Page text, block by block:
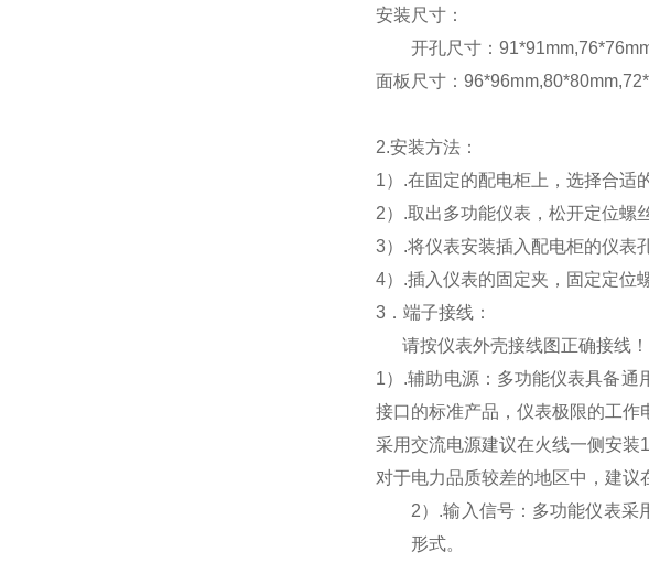
安装尺寸：
开孔尺寸：
面板尺寸：
2.安装方法：
1）.在固定的配电柜上，选择合适
2）.取出多功能仪表，松开定位螺
3）.将仪表安装插入配电柜的仪表
4）.插入仪表的固定夹，固定定位
3 ．端子接线：
请按仪表外壳接线图正确接线！
1） .辅助电源：多功能仪表具备通
接口的标准产品，仪表极限的工作
采用交流电源建议在火线一侧安装
对于电力品质较差的地区中，建议
2） .输入信号：多功能仪表采
形式。